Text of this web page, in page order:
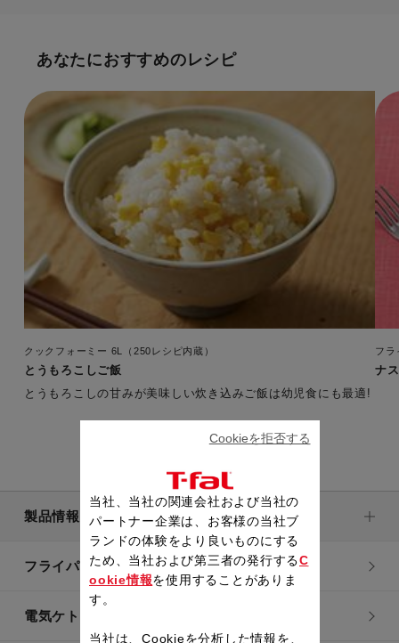
あなたにおすすめのレシピ
クックフォーミー 6L（250レシピ内蔵）
とうもろこしご飯
とうもろこしの甘みが美味しい炊き込みご飯は幼児食にも最適!
フラ
ナ
製品情報
フライパン・鍋
電気ケトル
当社、当社の関連会社および当社の
パートナー企業は、お客様の当社ブ
ランドの体験をより良いものにする
ため、当社および第三者の発行するC
ookie情報を使用することがありま
す。
当社は、Cookieを分析した情報を、
Cookieを拒否する